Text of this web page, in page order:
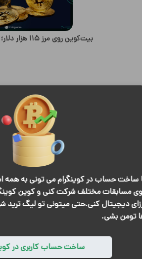
ساخت حساب در کوینگرام می تونی به همه
مسابقات مختلف شرکت کنی و کوین
دیجیتال کنی.حتی میتونی تو لیگ ترید
تومن بشی.
ساخت حساب کاربری در
بیت‌کوین روی مرز ۱۱۵ هزار دلار؛ مقصد بعدی کجاست؟
btc
رد هم می‌کنه دست برد رو اونایی میزنن که